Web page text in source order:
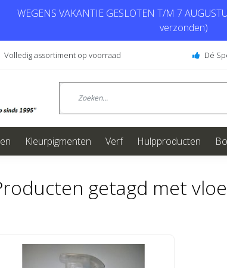
WEGENS VAKANTIE GESLOTEN T/M 7
verzonden)
Volledig assortiment op voorraad Dé
Kleurpigmenten Verf Hulpproducten
getagd met